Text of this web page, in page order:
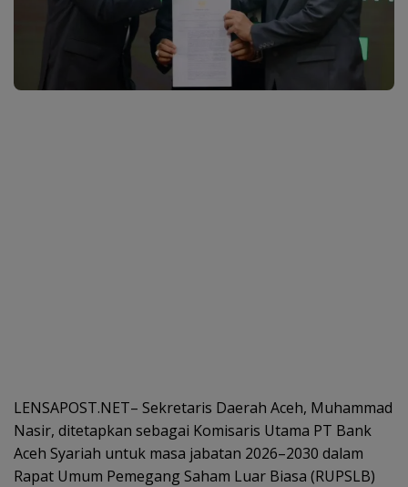
LENSAPOST.NET– Sekretaris Daerah Aceh, Muhammad
Nasir, ditetapkan sebagai Komisaris Utama PT Bank
Aceh Syariah untuk masa jabatan 2026–2030 dalam
Rapat Umum Pemegang Saham Luar Biasa (RUPSLB)